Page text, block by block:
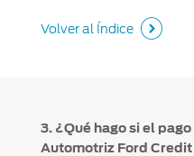
Volver al Índice
3. ¿Qué hago si el
Automotriz Ford